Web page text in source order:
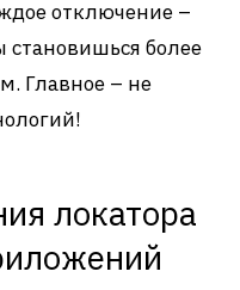
отключение –
становишься более
Главное – не
локатора